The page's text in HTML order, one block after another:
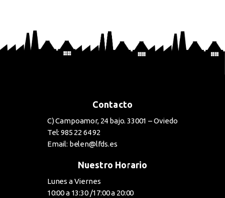
Contacto
C) Campoamor, 24 bajo. 33001 – Oviedo
Tel: 985 22 64 92
Email: belen@lfds.es
Nuestro Horario
Lunes a Viernes
10:00 a 13:30 /17:00 a 20:00